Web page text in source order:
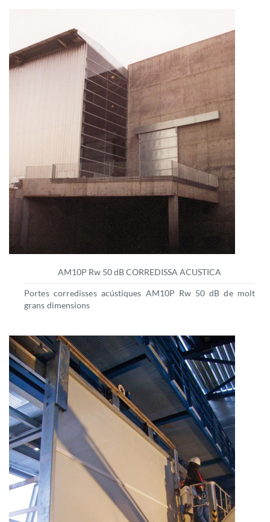
AM10P Rw 50 dB CORREDISSA ACUSTICA
Portes corredisses acústiques AM10P Rw 50 dB de molt
grans dimensions